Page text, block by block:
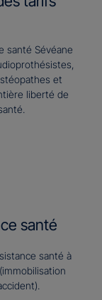
santé Sévéane
et
liberté de
santé
santé à